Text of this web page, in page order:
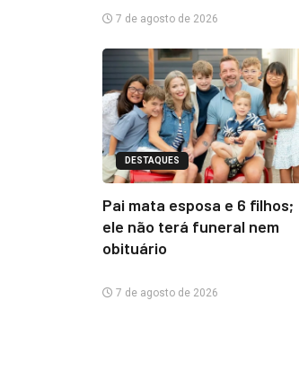
7 de agosto de 2026
DESTAQUES
Pai mata esposa e 6 filhos;
ele não terá funeral nem
obituário
7 de agosto de 2026